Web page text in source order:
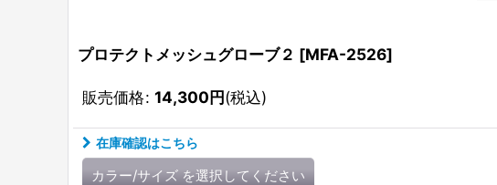
プロテクトメッシュグローブ２ [MFA-2526]
販売価格: 14,300円(税込)
在庫確認はこちら
カラー/サイズ を選択してください